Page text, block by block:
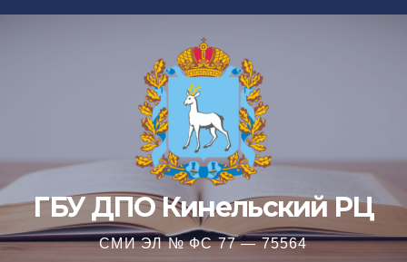
Перейти
ГБУ ДПО Кинельский РЦ
СМИ ЭЛ № ФС 77 — 75564